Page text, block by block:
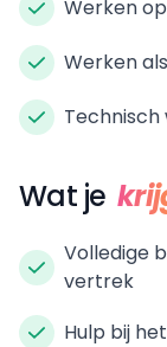
Werken
Werken
Technisch
Wat je
Volledige
vertrek
Hulp bij